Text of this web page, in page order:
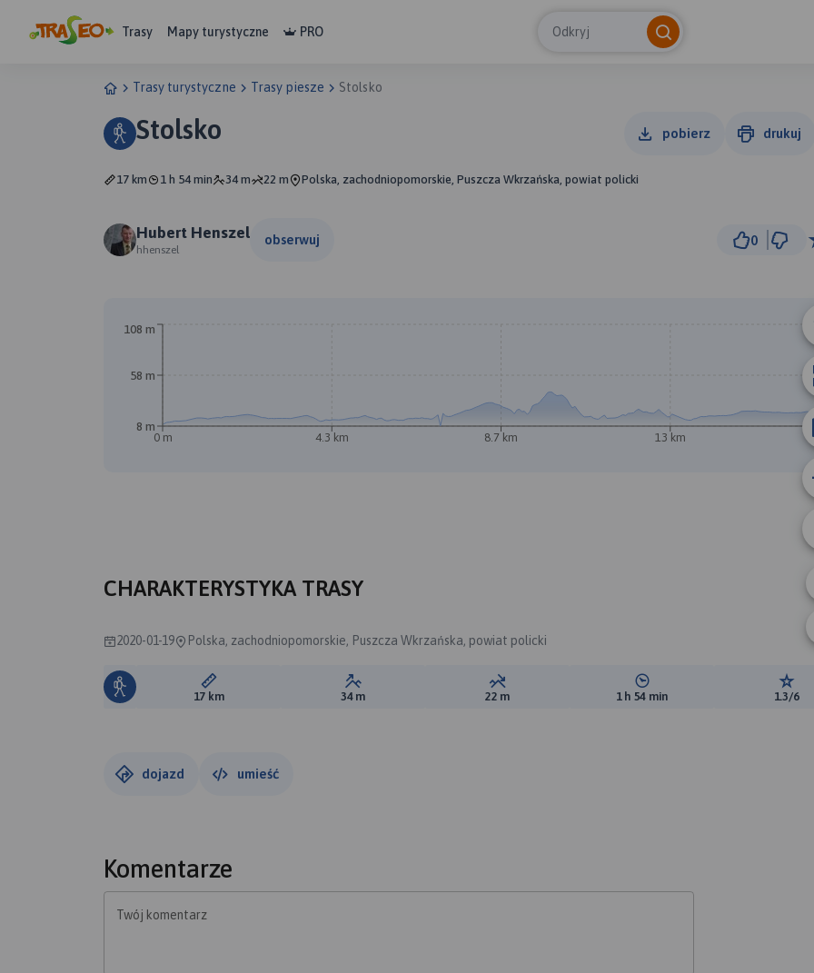
Trasy Mapy turystyczne PRO Odkryj
Trasy turystyczne Trasy piesze Stolsko
Stolsko pobierz drukuj
17 km 1 h 54 min 34 m 22 m Polska, zachodniopomorskie, Puszcza Wkrzańska, powiat policki
Hubert Henszel
hhenszel
obserwuj 0
0 m 4.3 km 8.7 km 13 km
8 m
58 m
108 m
CHARAKTERYSTYKA TRASY
2020-01-19 Polska, zachodniopomorskie, Puszcza Wkrzańska, powiat policki
Długość trasy:
17 km Suma przewyższeń:
34 m Suma spadków:
22 m Średni czas potrzebny na
1 h 54 min 1.3/6
dojazd umieść
Komentarze
Twój komentarz